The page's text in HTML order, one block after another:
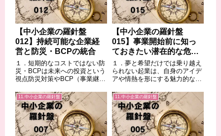
【中小企業の羅針盤
012】持続可能な企業経
営と防災・BCPの統合
１．短期的なコストではない防
災・BCPは未来への投資という
視点防災対策やBCP（事業継続
トがかかるのは事実です。しか
し、これらを単なるコストとし
て捉えるのではなく、将来の事
業継続性を高め、企業価値を守
るための 投...
【中小企業の羅針盤
015】事業開始前に知っ
ておきたい潜在的な危険
と対策
１．夢と希望だけでは乗り越え
られない起業は、自身のアイデ
アや情熱を形にする魅力的な挑
を伴います。事業計画の甘さに
よる資金ショート、市場ニーズ
の誤認による売上不振、競合の
激化、人材の確保難、法規制の
変更など、事業開...
11.中小企業の羅針盤 11.中小企業の羅針盤